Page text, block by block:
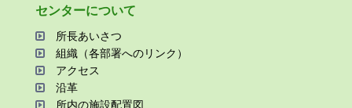
センターについて
所⻑あいさつ
組織（各部署へのリンク）
アクセス
沿⾰
所内の施設配置図